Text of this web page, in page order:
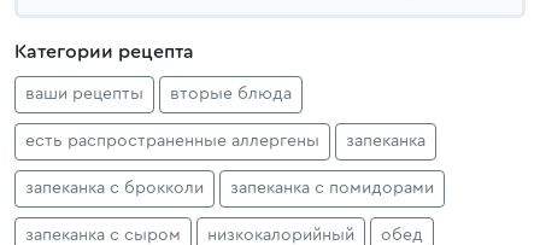
Категории рецепта
ваши рецепты вторые блюда
есть распространенные аллергены запеканка
запеканка с брокколи запеканка с помидорами
запеканка с сыром низкокалорийный обед